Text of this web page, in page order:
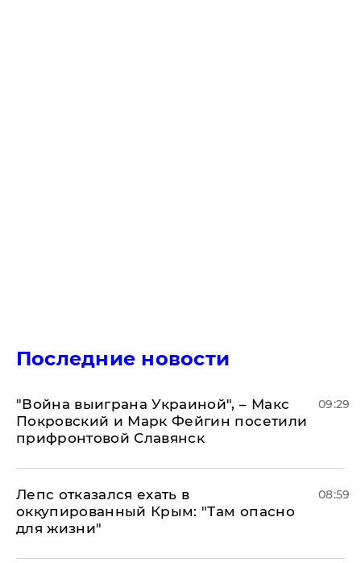
Последние новости
"Война выиграна Украиной", – Макс
Покровский и Марк Фейгин посетили
прифронтовой Славянск
09:29
Лепс отказался ехать в
оккупированный Крым: "Там опасно
для жизни"
08:59